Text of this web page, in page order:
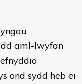
aml-lwyfan
ond sydd heb ei